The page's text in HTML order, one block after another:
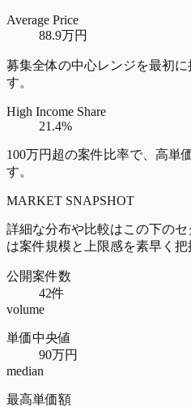
Average Price
88.9万円
募集全体の中心レンジを最初
す。
High Income Share
21.4%
100万円超の案件比率で、高単
す。
MARKET SNAPSHOT
詳細な分布や比較はこの下の
は案件規模と上限感を素早く把
公開案件数
42件
volume
単価中央値
90万円
median
最高単価額